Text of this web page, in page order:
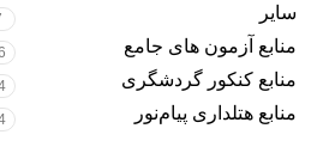
سایر
منابع آزمون های جامع
منابع کنکور گردشگری
منابع هتلداری پیام‌نور